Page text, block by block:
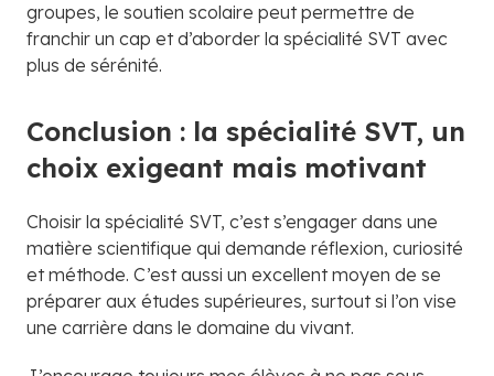
groupes, le soutien scolaire peut permettre de
franchir un cap et d’aborder la spécialité SVT avec
plus de sérénité.
Conclusion : la spécialité SVT, un
choix exigeant mais motivant
Choisir la spécialité SVT, c’est s’engager dans une
matière scientifique qui demande réflexion, curiosité
et méthode. C’est aussi un excellent moyen de se
préparer aux études supérieures, surtout si l’on vise
une carrière dans le domaine du vivant.